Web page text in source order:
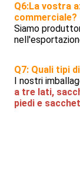
Q6:La vostra
commerciale?
Siamo
Q7: Quali tipi
I nostri
a tre lati,
piedi e